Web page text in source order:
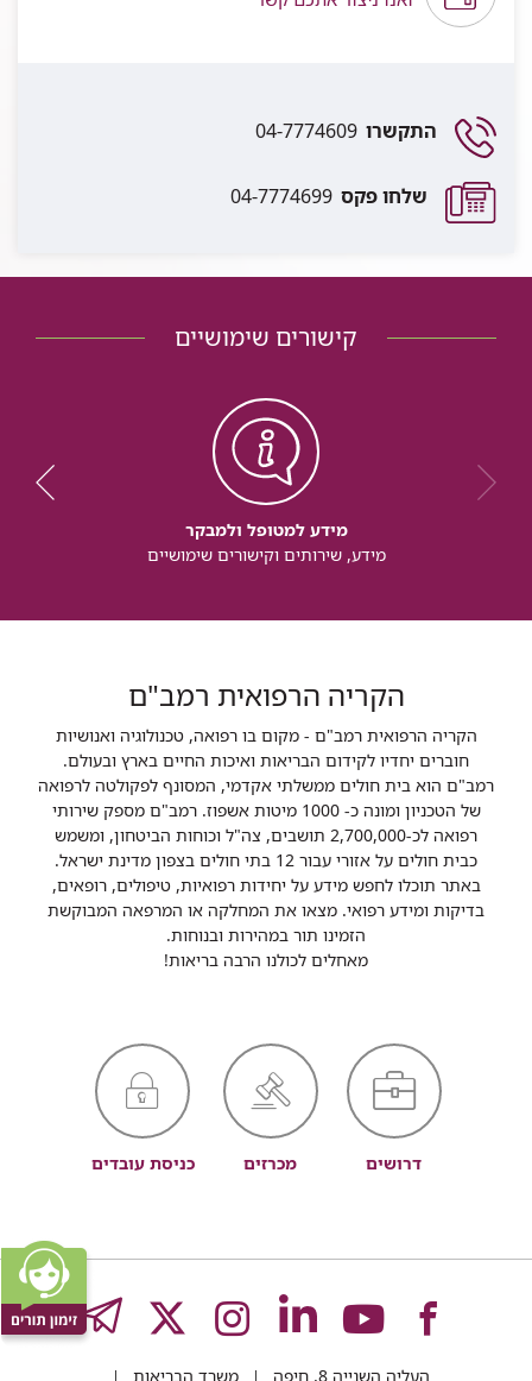
התקשרו 04-7774609
שלחו פקס 04-7774699
קישורים שימושיים
מידע למטופל ולמבקר
מידע, שירותים וקישורים שימושיים
הקריה הרפואית רמב"ם
הקריה הרפואית רמב"ם - מקום בו רפואה, טכנולוגיה ואנושיות
חוברים יחדיו לקידום הבריאות ואיכות החיים בארץ ובעולם.
רמב"ם הוא בית חולים ממשלתי אקדמי, המסונף לפקולטה לרפואה
של הטכניון ומונה כ- 1000 מיטות אשפוז. רמב"ם מספק שירותי
רפואה לכ-2,700,000 תושבים, צה"ל וכוחות הביטחון, ומשמש
כבית חולים על אזורי עבור 12 בתי חולים בצפון מדינת ישראל.
באתר תוכלו לחפש מידע על יחידות רפואיות, טיפולים, רופאים,
בדיקות ומידע רפואי. מצאו את המחלקה או המרפאה המבוקשת
הזמינו תור במהירות ובנוחות.
מאחלים לכולנו הרבה בריאות!
דרושים מכרזים כניסת עובדים
לעמוד
לעמוד
לעמוד
לעמוד
לעמוד
העליה השנייה 8, חיפה משרד הבריאות